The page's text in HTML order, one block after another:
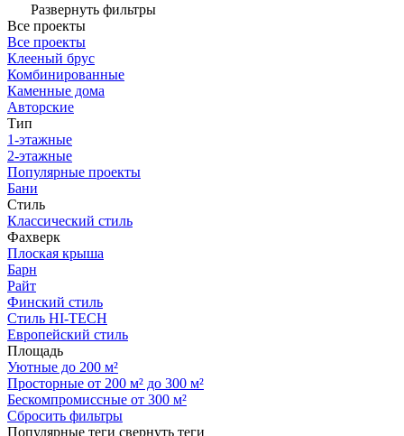
Развернуть фильтры
Все проекты
Все проекты
Клееный брус
Комбинированные
Каменные дома
Авторские
Тип
1-этажные
2-этажные
Популярные проекты
Бани
Стиль
Классический стиль
Фахверк
Плоская крыша
Барн
Райт
Финский стиль
Стиль HI-TECH
Европейский стиль
Площадь
Уютные до 200 м²
Просторные от 200 м² до 300 м²
Бескомпромиссные от 300 м²
Сбросить фильтры
Популярные теги свернуть теги